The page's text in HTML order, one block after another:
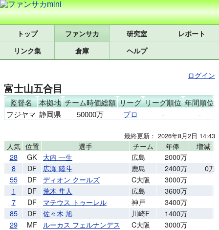
トップ 研究室
レポート
リンク集
倉庫 ヘルプ
ログイン
富士山五合目
監督名 本拠地 チーム時価総額 リーグ リーグ順位 年間順位
フジヤマ 静岡県 50000万 プロ - -
最終更新： 2026年8月2日 14:43
人気 位置 選手 チーム 年俸
増減
28
GK 大内 一生 広島
2000万
8
DF 広瀬 陸斗 鹿島 2400万
0万
55
DF ディオン クールズ C大阪
3000万
1
DF 荒木 隼人 広島
3600万
7
DF マテウス トゥーレル 神戸
3400万
85
DF 佐々木 旭 川崎F
1400万
29
MF ルーカス フェルナンデス C大阪
3000万